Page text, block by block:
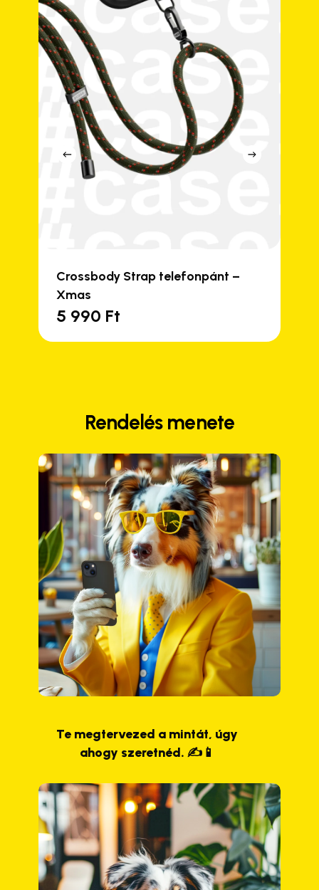
Crossbody Strap telefonpánt –
Xmas
5 990 Ft
Rendelés menete
Te megtervezed a mintát, úgy
ahogy szeretnéd. ✍️📱